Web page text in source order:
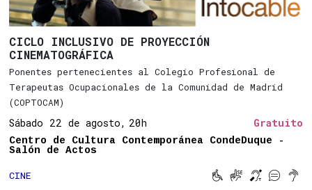
CICLO INCLUSIVO DE PROYECCIÓN
CINEMATOGRÁFICA
Ponentes pertenecientes al Colegio Profesional de
Terapeutas Ocupacionales de la Comunidad de Madrid
(COPTOCAM)
Sábado 22 de agosto, 20h Gratuito
Centro de Cultura Contemporánea CondeDuque -
Salón de Actos
CINE Movilidad
Lengua de
Bucle
 